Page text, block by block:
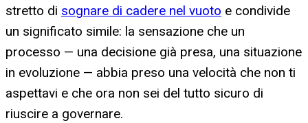
stretto di sognare di cadere nel vuoto e condivide
un significato simile: la sensazione che un
processo — una decisione già presa, una situazione
in evoluzione — abbia preso una velocità che non ti
aspettavi e che ora non sei del tutto sicuro di
riuscire a governare.